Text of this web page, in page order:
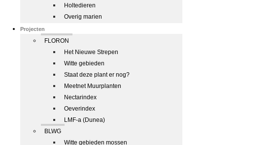
Holtedieren
Overig marien
Projecten
FLORON
Het Nieuwe Strepen
Witte gebieden
Staat deze plant er nog?
Meetnet Muurplanten
Nectarindex
Oeverindex
LMF-a (Dunea)
BLWG
Witte gebieden mossen